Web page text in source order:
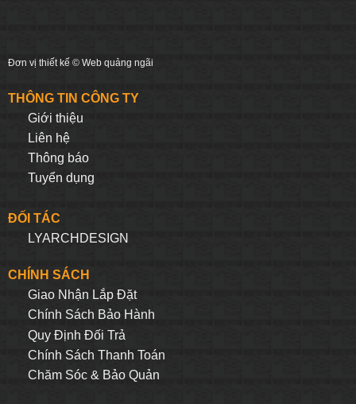
Đơn vị thiết kế © Web quảng ngãi
THÔNG TIN CÔNG TY
Giới thiệu
Liên hệ
Thông báo
Tuyển dụng
ĐỐI TÁC
LYARCHDESIGN
CHÍNH SÁCH
Giao Nhận Lắp Đặt
Chính Sách Bảo Hành
Quy Định Đối Trả
Chính Sách Thanh Toán
Chăm Sóc & Bảo Quản